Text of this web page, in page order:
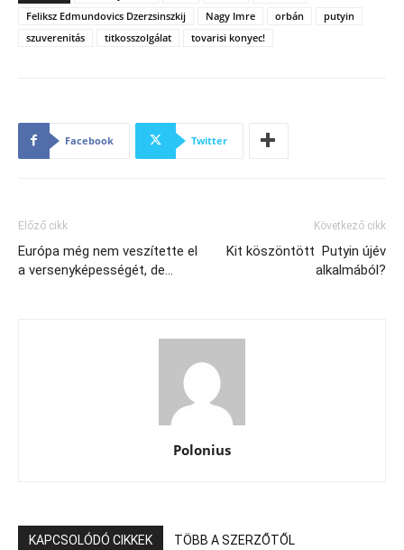
Feliksz Edmundovics Dzerzsinszkij
Nagy Imre orbán
putyin
szuverenitás
titkosszolgálat tovarisi konyec!
Facebook Twitter
Előző cikk
Európa még nem veszítette el
a versenyképességét, de…
Következő cikk
Kit köszöntött Putyin újév
alkalmából?
Polonius
KAPCSOLÓDÓ CIKKEK TÖBB A SZERZŐTŐL